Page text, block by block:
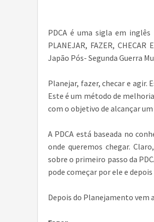
PDCA é uma sigla em inglês
PLANEJAR, FAZER,
Japão Pós- Segunda Guerra
Planejar, fazer, checar e agir.
Este é um método de
com o objetivo de alcançar
A PDCA está baseada no
onde queremos chegar.
sobre o primeiro passo da
pode começar por ele e
Depois do Planejamento vem